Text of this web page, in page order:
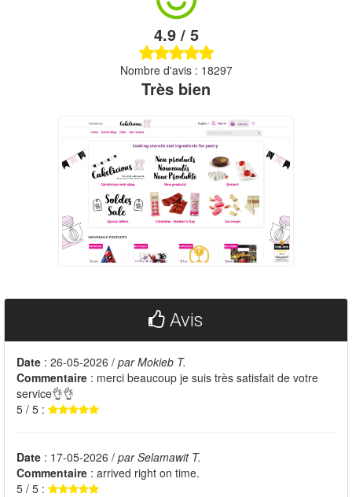
4.9 / 5
Nombre d'avis : 18297
Très bien
Avis
Date : 26-05-2026 / par Mokieb T.
Commentaire : merci beaucoup je suis très satisfait de votre
service👌👌
5 / 5 :
Date : 17-05-2026 / par Selamawit T.
Commentaire : arrived right on time.
5 / 5 :